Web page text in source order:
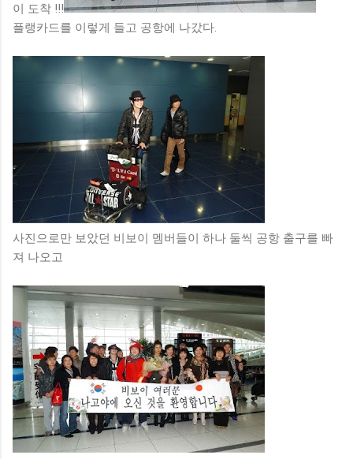
이 도착 !!!
플랭카드를 이렇게 들고 공항에 나갔다.
사진으로만 보았던 비보이 멤버들이 하나 둘씩 공항 출구를 빠
져 나오고